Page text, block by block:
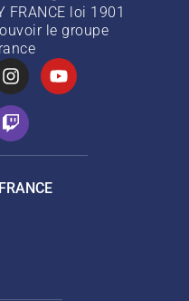
FRANCE loi 1901
le groupe